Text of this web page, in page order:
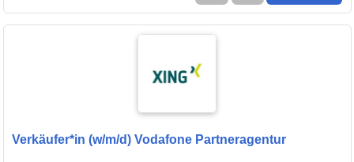
Verkäufer*in (w/m/d) Vodafone Partneragentur